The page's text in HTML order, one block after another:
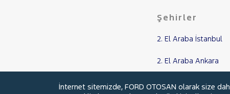
Şehirler
2. El Araba İstanbul
2. El Araba Ankara
2. El Araba Balıkesir
İnternet sitemizde, FORD OTOSAN olarak size